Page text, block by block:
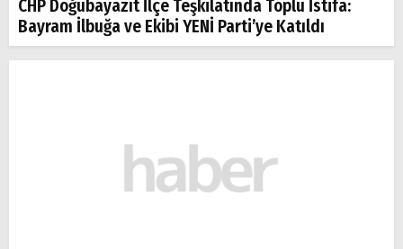
CHP Doğubayazıt İlçe Teşkilatında Toplu İstifa:
Bayram İlbuğa ve Ekibi YENİ Parti’ye Katıldı